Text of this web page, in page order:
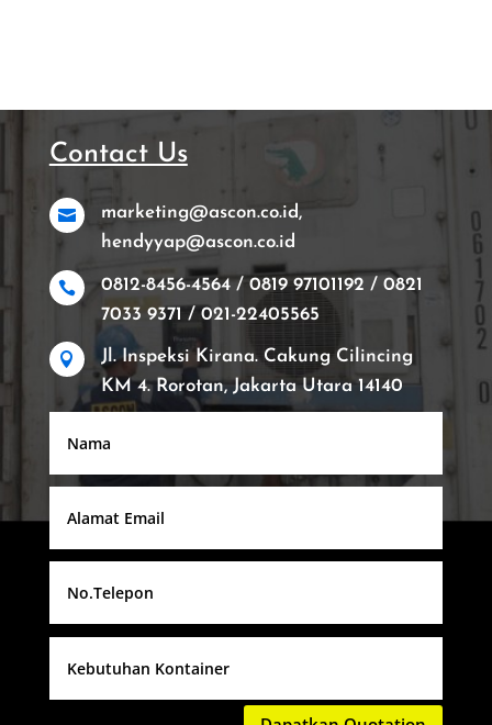
Contact Us

marketing@ascon.co.id,
hendyyap@ascon.co.id

0812-8456-4564 / 0819 97101192 / 0821
7033 9371 / 021-22405565

Jl. Inspeksi Kirana. Cakung Cilincing
KM 4. Rorotan, Jakarta Utara 14140